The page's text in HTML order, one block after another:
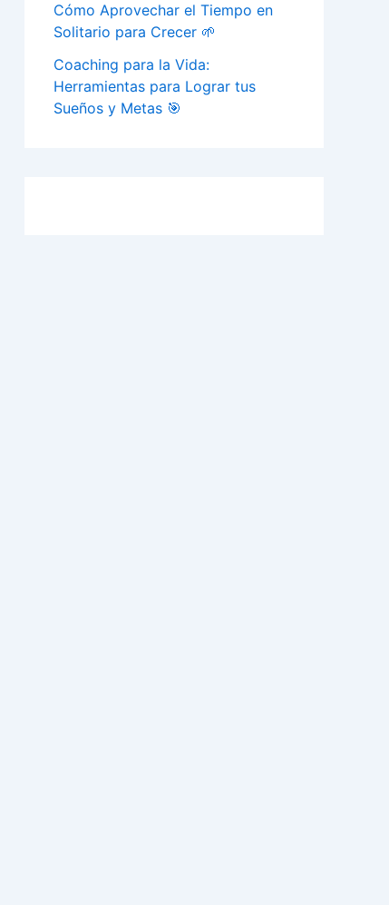
Cómo Aprovechar el Tiempo en
Solitario para Crecer 🌱
Coaching para la Vida:
Herramientas para Lograr tus
Sueños y Metas 🎯